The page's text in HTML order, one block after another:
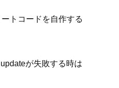
トコードを自作する
が失敗する時は